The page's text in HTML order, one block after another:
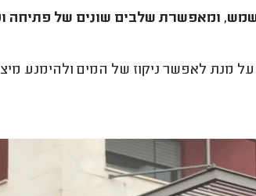
ומאפשרת שלבים שונים של פתיחה
מנת לאפשר ניקוז של המים ולהימנע